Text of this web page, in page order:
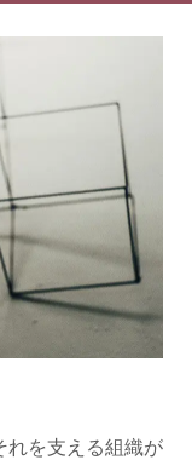
れを支える組織が